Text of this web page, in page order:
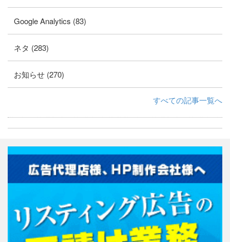
Google Analytics (83)
ネタ (283)
お知らせ (270)
すべての記事一覧へ